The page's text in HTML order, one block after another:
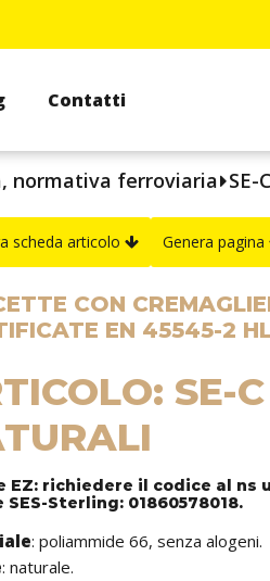
Contatti
normativa ferroviaria SE-C
scheda articolo Genera pagina
CON
EN 45545-2
SE-
EZ: richiedere il codice al ns
SES-Sterling: 01860578018.
: poliammide 66, senza alogeni.
: naturale.